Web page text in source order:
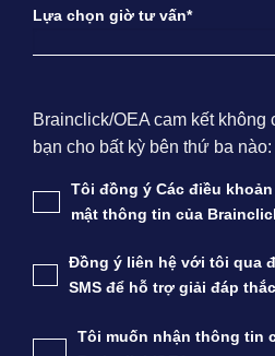
Lựa chọn giờ tư vấn*
Brainclick/OEA cam kết không
bạn cho bất kỳ bên thứ ba nào:
Tôi đồng ý Các điều
mật thông tin của
Đồng ý liên hệ với tôi qua
SMS để hỗ trợ giải đáp
Tôi muốn nhận thông tin